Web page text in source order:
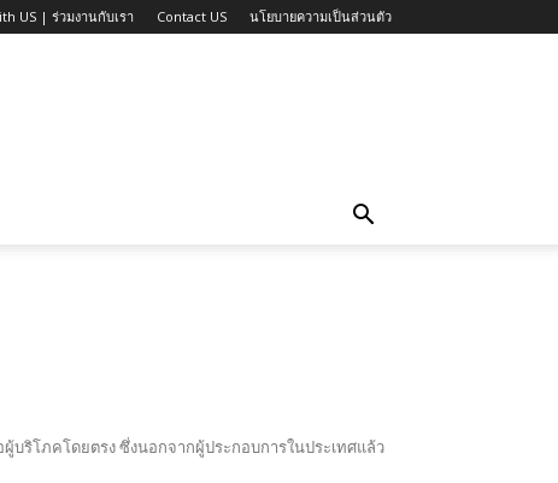
US | ร่วมงานกับเรา Contact US นโยบายความเป็นส่วนตัว
ริโภคโดยตรง ซึ่งนอกจากผู้ประกอบการในประเทศแล้ว